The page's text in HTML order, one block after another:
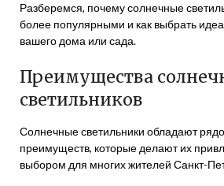
Разберемся, почему солнечные
более популярными и как выбрать
вашего дома или сада.
Преимущества
светильников
Солнечные светильники обладают
преимуществ, которые делают их
выбором для многих жителей Санкт-